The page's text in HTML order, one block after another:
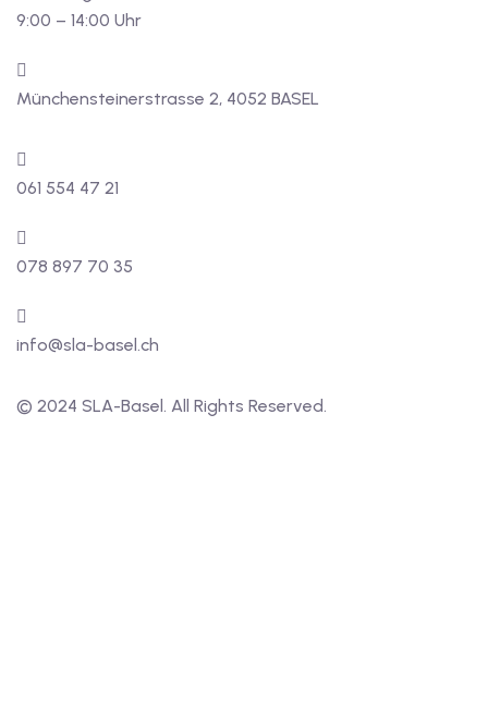
9:00 – 14:00 Uhr
Münchensteinerstrasse 2, 4052 BASEL
061 554 47 21
078 897 70 35
info@sla-basel.ch
© 2024 SLA-Basel. All Rights Reserved.​